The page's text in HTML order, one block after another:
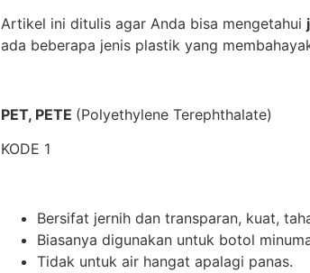
Artikel ini ditulis agar Anda bisa mengetahui
ada beberapa jenis plastik yang
PET, PETE (Polyethylene Terephthalate)
KODE 1
Bersifat jernih dan transparan, kuat,
Biasanya digunakan untuk botol
Tidak untuk air hangat apalagi panas.